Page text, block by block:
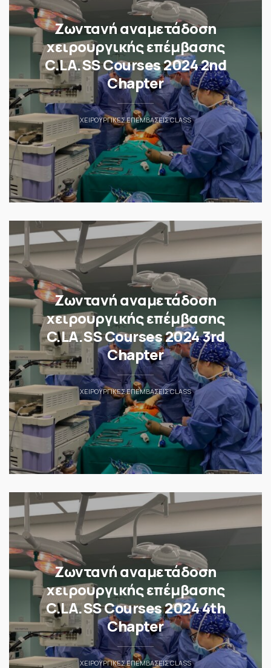
Ζωντανή αναμετάδοση
χειρουργικής επέμβασης
C.LA.SS Courses 2024 2nd
Chapter
ΧΕΙΡΟΥΡΓΙΚΈΣ ΕΠΕΜΒΆΣΕΙΣ CLASS
Ζωντανή αναμετάδοση
χειρουργικής επέμβασης
C.LA.SS Courses 2024 3rd
Chapter
ΧΕΙΡΟΥΡΓΙΚΈΣ ΕΠΕΜΒΆΣΕΙΣ CLASS
Ζωντανή αναμετάδοση
χειρουργικής επέμβασης
C.LA.SS Courses 2024 4th
Chapter
ΧΕΙΡΟΥΡΓΙΚΈΣ ΕΠΕΜΒΆΣΕΙΣ CLASS